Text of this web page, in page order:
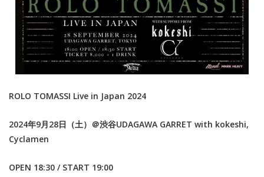
ROLO TOMASSI Live in Japan 2024
2024年9月28日（土）＠渋谷UDAGAWA GARRET with kokeshi,
Cyclamen
OPEN 18:30 / START 19:00